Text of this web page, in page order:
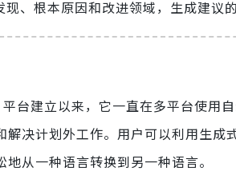
、根本原因和改进领域，生成建议
建立以来，它一直在多平台使用
决计划外工作。用户可以利用生成
从一种语言转换到另一种语言。